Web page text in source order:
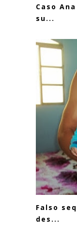
Caso
su...
Falso
des...